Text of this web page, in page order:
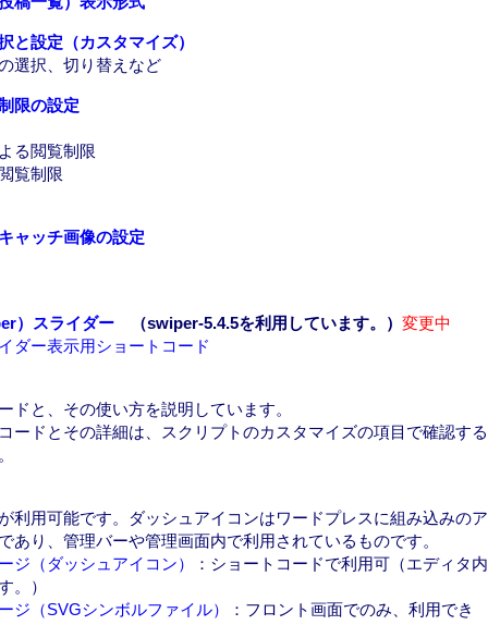
と設定（カスタマイズ）
選択、切り替えなど
限の設定
る閲覧制限
覧制限
ャッチ画像の設定
）スライダー （swiper-5.4.5を利用しています。） 変更中
ダー表示用ショートコード
ドと、その使い方を説明しています。
ードとその詳細は、スクリプトのカスタマイズの項目で確認する
利用可能です。ダッシュアイコンはワードプレスに組み込みのア
あり、管理バーや管理画面内で利用されているものです。
ジ（ダッシュアイコン）
：ショートコードで利用可（エディタ内
。）
ジ（SVGシンボルファイル）
：フロント画面でのみ、利用でき